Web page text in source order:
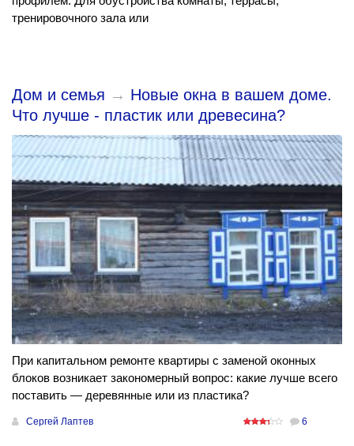
тренировочного зала или
Дом и семья → Новые окна в вашем доме.
Что лучше - пластик или древесина?
При капитальном ремонте квартиры с заменой оконных
блоков возникает закономерный вопрос: какие лучше всего
поставить — деревянные или из пластика?
Сергей Лаптев 6